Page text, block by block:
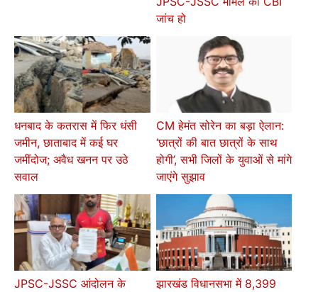
जांच हो
धनबाद के कतरास में फिर धंसी
जमीन, छाताबाद में कई घर
जमींदोज; अवैध खनन पर उठे
सवाल
CM हेमंत सोरेन का बड़ा ऐलान:
‘छात्रों की बात छात्रों के साथ
होगी’, सभी जिलों के युवाओं से मांगे
जाएंगे सुझाव
JPSC-JSSC आंदोलन के
झारखंड विधानसभा में 8,399